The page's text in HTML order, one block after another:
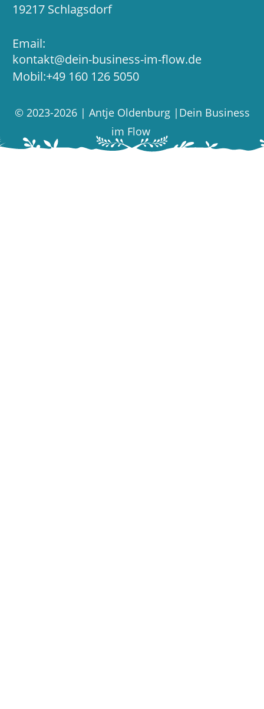
19217 Schlagsdorf
Email:
kontakt@dein-business-im-flow.de
Mobil:+49 160 126 5050
© 2023-2026| Antje Oldenburg|Dein Business
im Flow